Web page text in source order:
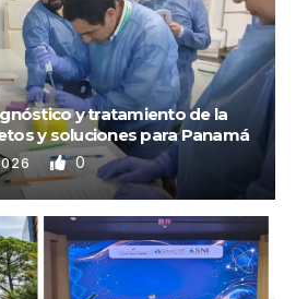
y tratamiento de la
y soluciones para Panamá
0